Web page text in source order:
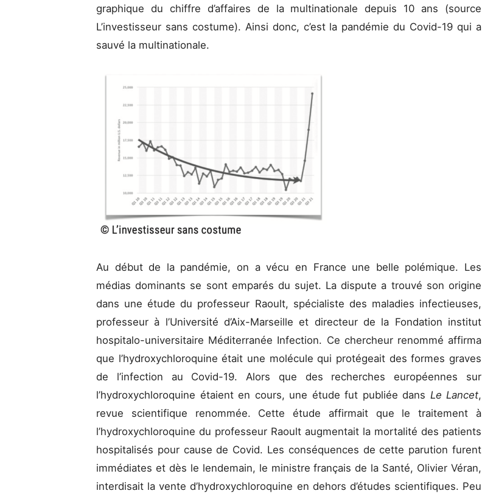
graphique du chiffre d’affaires de la multinationale depuis 10 ans (source
L’investisseur sans costume). Ainsi donc, c’est la pandémie du Covid-19 qui a
sauvé la multinationale.
Au début de la pandémie, on a vécu en France une belle polémique. Les
médias dominants se sont emparés du sujet. La dispute a trouvé son origine
dans une étude du professeur Raoult, spécialiste des maladies infectieuses,
professeur à l’Université d’Aix-Marseille et directeur de la Fondation institut
hospitalo-universitaire Méditerranée Infection. Ce chercheur renommé affirma
que l’hydroxychloroquine était une molécule qui protégeait des formes graves
de l’infection au Covid-19. Alors que des recherches européennes sur
l’hydroxychloroquine étaient en cours, une étude fut publiée dans Le Lancet,
revue scientifique renommée. Cette étude affirmait que le traitement à
l’hydroxychloroquine du professeur Raoult augmentait la mortalité des patients
hospitalisés pour cause de Covid. Les conséquences de cette parution furent
immédiates et dès le lendemain, le ministre français de la Santé, Olivier Véran,
interdisait la vente d’hydroxychloroquine en dehors d’études scientifiques. Peu